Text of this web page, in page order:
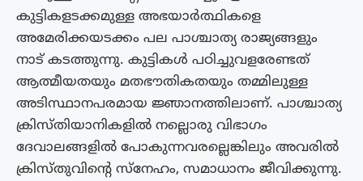
കുട്ടികളടക്കമുള്ള അഭയാർത്ഥികളെ
അമേരിക്കയടക്കം പല പാശ്ചാത്യ രാജ്യങ്ങളും
നാട് കടത്തുന്നു. കുട്ടികൾ പഠിച്ചുവളരേണ്ടത്
ആത്മീയതയും മതഭൗതികതയും തമ്മിലുള്ള
അടിസ്ഥാനപരമായ ജ്ഞാനത്തിലാണ്. പാശ്ചാത്യ
ക്രിസ്‌തിയാനികളിൽ നല്ലൊരു വിഭാഗം
ദേവാലങ്ങളിൽ പോകുന്നവരല്ലെങ്കിലും അവരിൽ
ക്രിസ്തുവിൻ്റെ സ്നേഹം, സമാധാനം ജീവിക്കുന്നു.